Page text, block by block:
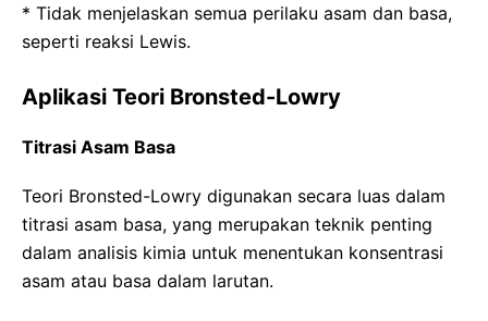
* Tidak menjelaskan semua perilaku asam dan basa,
seperti reaksi Lewis.
Aplikasi Teori Bronsted-Lowry
Titrasi Asam Basa
Teori Bronsted-Lowry digunakan secara luas dalam
titrasi asam basa, yang merupakan teknik penting
dalam analisis kimia untuk menentukan konsentrasi
asam atau basa dalam larutan.